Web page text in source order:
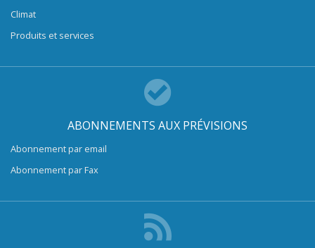
Climat
Produits et services
ABONNEMENTS AUX PRÉVISIONS
Abonnement par email
Abonnement par Fax